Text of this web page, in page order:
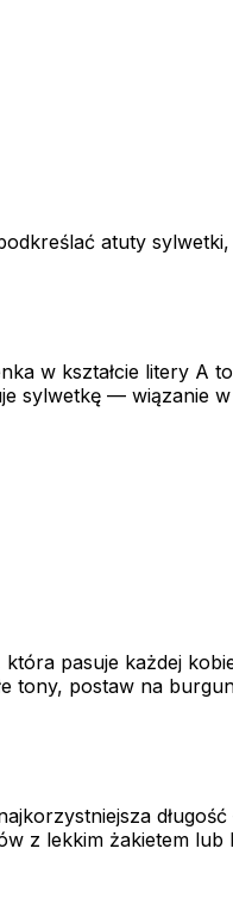
atuty
w kształcie litery A
sylwetkę — wiązanie
pasuje każdej
tony, postaw na
z lekkim żakietem